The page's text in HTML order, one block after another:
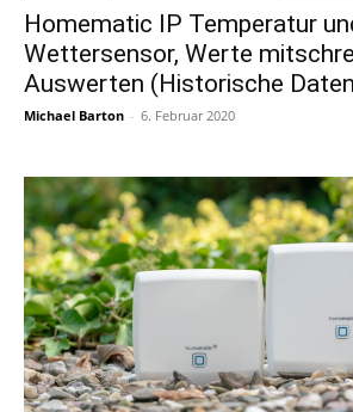
Homematic IP Temperatur
Wettersensor, Werte
Auswerten (Historische
Michael Barton - 6. Februar 2020